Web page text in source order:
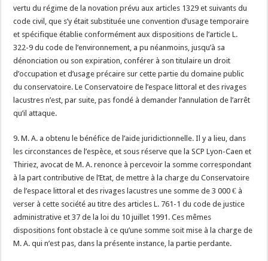
vertu du régime de la novation prévu aux articles 1329 et suivants du
code civil, que s’y était substituée une convention d’usage temporaire
et spécifique établie conformément aux dispositions de l’article L.
322-9 du code de l’environnement, a pu néanmoins, jusqu’à sa
dénonciation ou son expiration, conférer à son titulaire un droit
d’occupation et d’usage précaire sur cette partie du domaine public
du conservatoire. Le Conservatoire de l’espace littoral et des rivages
lacustres n’est, par suite, pas fondé à demander l’annulation de l’arrêt
qu’il attaque.
9. M. A. a obtenu le bénéfice de l’aide juridictionnelle. Il y a lieu, dans
les circonstances de l’espèce, et sous réserve que la SCP Lyon-Caen et
Thiriez, avocat de M. A. renonce à percevoir la somme correspondant
à la part contributive de l’Etat, de mettre à la charge du Conservatoire
de l’espace littoral et des rivages lacustres une somme de 3 000 € à
verser à cette société au titre des articles L. 761-1 du code de justice
administrative et 37 de la loi du 10 juillet 1991. Ces mêmes
dispositions font obstacle à ce qu’une somme soit mise à la charge de
M. A. qui n’est pas, dans la présente instance, la partie perdante.